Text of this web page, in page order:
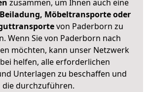
zusammen, um Ihnen auch eine
Möbeltransporte oder
von Paderborn zu
Wenn Sie von Paderborn nach
möchten, kann unser Netzwerk
helfen, alle erforderlichen
Unterlagen zu beschaffen und
die durchzuführen.